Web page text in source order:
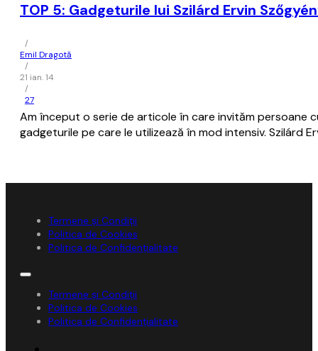
TOP 5: Gadgeturile lui Szilárd Ervin
/
Emil Dragotă
/
21 ian. 14
/
27
Am început o serie de articole în care invităm persoane
gadgeturile pe care le utilizează în mod intensiv. Szilárd
Termene și Condiții
Politica de Cookies
Politica de Confidențialitate
Termene și Condiții
Politica de Cookies
Politica de Confidențialitate